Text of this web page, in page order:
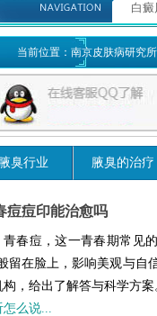
白癜
当前位置： 南京皮肤病研究所
腋臭行业 腋臭的治疗
痘痘印能治愈吗
青春痘，这一青春期常见
留在脸上，影响美观与自
构，给出了解答与科学方案
怎么说...